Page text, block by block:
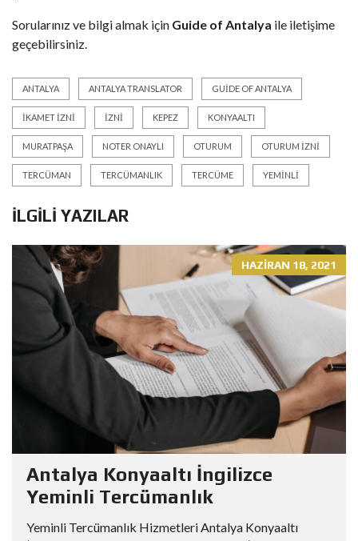
Sorularınız ve bilgi almak için Guide of Antalya ile iletişime
geçebilirsiniz.
ANTALYA ANTALYA TRANSLATOR GUIDE OF ANTALYA
IKAMET IZNI IZNI KEPEZ KONYAALTI
MURATPAŞA NOTER ONAYLI OTURUM OTURUM İZNI
TERCÜMAN TERCÜMANLIK TERCÜME YEMINLI
İLGILI YAZILAR
HAZIRAN 18, 2021
Antalya Konyaaltı İngilizce
Yeminli Tercümanlık
Yeminli Tercümanlık Hizmetleri Antalya Konyaaltı